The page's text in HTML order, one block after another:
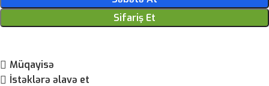
Sifariş Et
Müqayisə
İstəklərə əlavə et